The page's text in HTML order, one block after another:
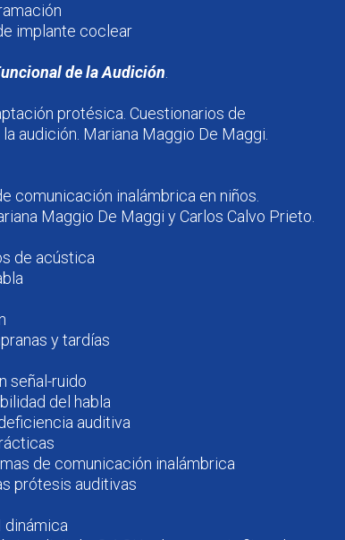
implante coclear
de la Audición
protésica. Cuestionarios de
audición. Mariana Maggio De Maggi.
comunicación inalámbrica en niños.
Maggio De Maggi y Carlos Calvo Prieto.
de acústica
y tardías
señal-ruido
del habla
auditiva
de comunicación inalámbrica
prótesis auditivas
dinámica